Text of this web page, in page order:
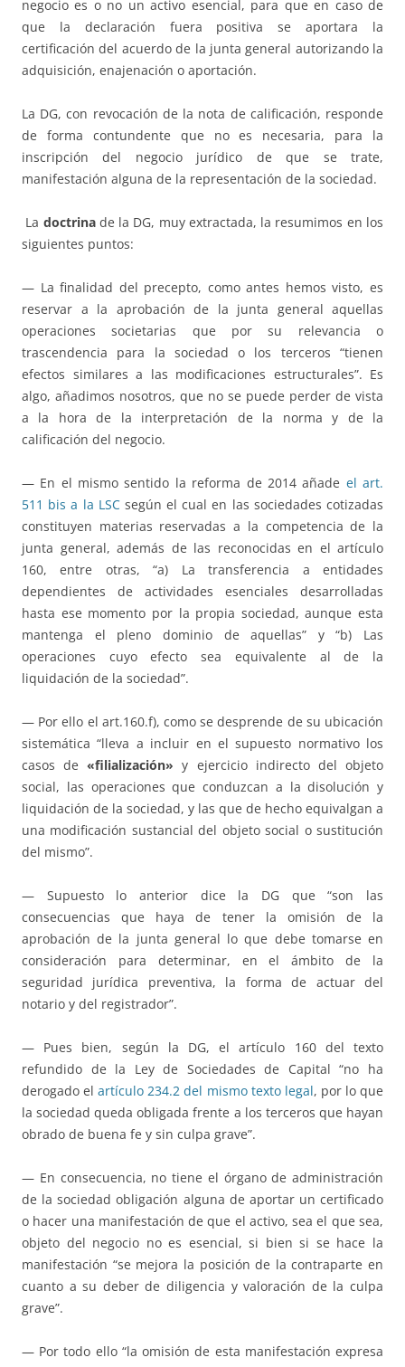
negocio es o no un activo esencial, para que en caso de
que la declaración fuera positiva se aportara la
certificación del acuerdo de la junta general autorizando la
adquisición, enajenación o aportación.
La DG, con revocación de la nota de calificación, responde
de forma contundente que no es necesaria, para la
inscripción del negocio jurídico de que se trate,
manifestación alguna de la representación de la sociedad.
La doctrinade la DG, muy extractada, la resumimos en los
siguientes puntos:
— La finalidad del precepto, como antes hemos visto, es
reservar a la aprobación de la junta general aquellas
operaciones societarias que por su relevancia o
trascendencia para la sociedad o los terceros “tienen
efectos similares a las modificaciones estructurales”. Es
algo, añadimos nosotros, que no se puede perder de vista
a la hora de la interpretación de la norma y de la
calificación del negocio.
— En el mismo sentido la reforma de 2014 añade el art.
511 bis a la LSCsegún el cual en las sociedades cotizadas
constituyen materias reservadas a la competencia de la
junta general, además de las reconocidas en el artículo
160, entre otras, “a) La transferencia a entidades
dependientes de actividades esenciales desarrolladas
hasta ese momento por la propia sociedad, aunque esta
mantenga el pleno dominio de aquellas” y “b) Las
operaciones cuyo efecto sea equivalente al de la
liquidación de la sociedad”.
— Por ello el art.160.f), como se desprende de su ubicación
sistemática “lleva a incluir en el supuesto normativo los
casos de«filialización» y ejercicio indirecto del objeto
social, las operaciones que conduzcan a la disolución y
liquidación de la sociedad, y las que de hecho equivalgan a
una modificación sustancial del objeto social o sustitución
del mismo”.
— Supuesto lo anterior dice la DG que “son las
consecuencias que haya de tener la omisión de la
aprobación de la junta general lo que debe tomarse en
consideración para determinar, en el ámbito de la
seguridad jurídica preventiva, la forma de actuar del
notario y del registrador”.
— Pues bien, según la DG, el artículo 160 del texto
refundido de la Ley de Sociedades de Capital “no ha
derogado elartículo 234.2 del mismo texto legal, por lo que
la sociedad queda obligada frente a los terceros que hayan
obrado de buena fe y sin culpa grave”.
— En consecuencia, no tiene el órgano de administración
de la sociedad obligación alguna de aportar un certificado
o hacer una manifestación de que el activo, sea el que sea,
objeto del negocio no es esencial, si bien si se hace la
manifestación “se mejora la posición de la contraparte en
cuanto a su deber de diligencia y valoración de la culpa
grave”.
— Por todo ello “la omisión de esta manifestación expresa